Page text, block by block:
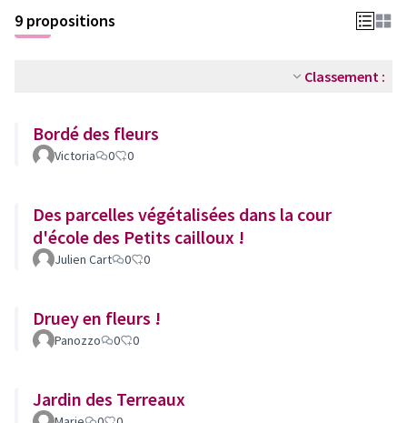
9 propositions
Classement :
Bordé des fleurs
Victoria 0 0
Des parcelles végétalisées dans la cour
d'école des Petits cailloux !
Julien Cart 0 0
Druey en fleurs !
Panozzo 0 0
Jardin des Terreaux